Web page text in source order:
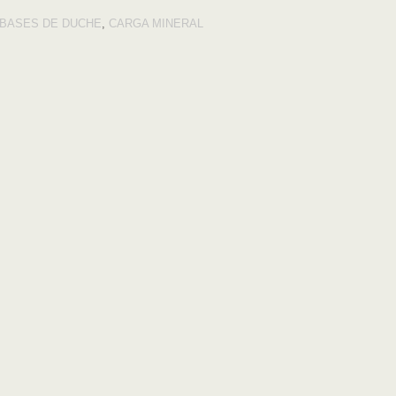
BASES DE DUCHE, CARGA MINERAL